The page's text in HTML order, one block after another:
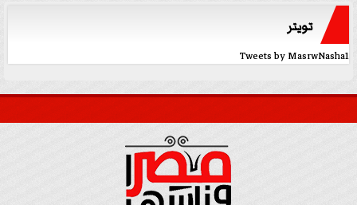
تويتر
Tweets by MasrwNasha1